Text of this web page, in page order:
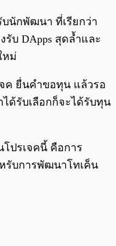
นักพัฒนา ที่เรียกว่า
รับ DApps สุดล้ำและ
หม่
ค ยื่นคำขอทุน แล้วรอ
ได้รับเลือกก็จะได้รับทุน
โปรเจคนี้ คือการ
รับการพัฒนาโทเค็น